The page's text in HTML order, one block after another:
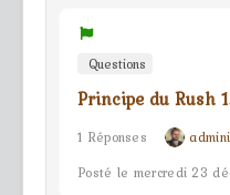
Questions
Principe du Rush
1 Réponses
Posté le mercredi 23